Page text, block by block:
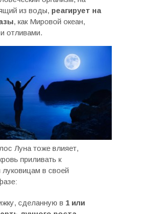
из воды, реагирует на
, как Мировой океан,
отливами.
Луна тоже влияет,
приливать к
в своей
сделанную в 1 или